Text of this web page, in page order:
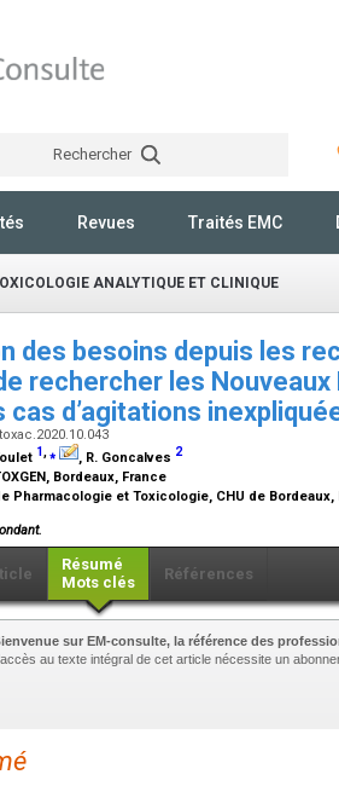
Rechercher
Revues Traités EMC
ANALYTIQUE ET CLINIQUE
des besoins depuis les
rechercher les
cas d’agitations
1,⁎ , R. Goncalves 2
Bordeaux, France
Pharmacologie et Toxicologie, CHU de Bordeaux,
Résumé
Mots clés
Références
sur EM-consulte, la référence des
au texte intégral de cet article nécessite un